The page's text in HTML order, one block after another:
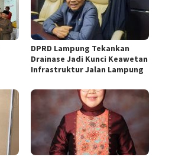
DPRD Lampung Tekankan
Drainase Jadi Kunci Keawetan
Infrastruktur Jalan Lampung